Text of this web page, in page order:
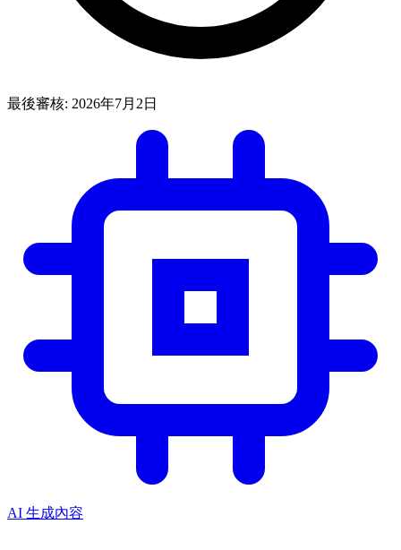
最後審核: 2026年7月2日
AI 生成內容